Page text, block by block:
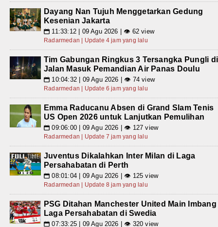
Dayang Nan Tujuh Menggetarkan Gedung
Kesenian Jakarta
📅 11:33:12 | 09 Agu 2026 | 👁 62 view
Radarmedan | Update 4 jam yang lalu
Tim Gabungan Ringkus 3 Tersangka Pungli di
Jalan Masuk Pemandian Air Panas Doulu
📅 10:04:32 | 09 Agu 2026 | 👁 74 view
Radarmedan | Update 6 jam yang lalu
Emma Raducanu Absen di Grand Slam Tenis
US Open 2026 untuk Lanjutkan Pemulihan
📅 09:06:00 | 09 Agu 2026 | 👁 127 view
Radarmedan | Update 7 jam yang lalu
Juventus Dikalahkan Inter Milan di Laga
Persahabatan di Perth
📅 08:01:04 | 09 Agu 2026 | 👁 125 view
Radarmedan | Update 8 jam yang lalu
PSG Ditahan Manchester United Main Imbang
Laga Persahabatan di Swedia
📅 07:33:25 | 09 Agu 2026 | 👁 320 view